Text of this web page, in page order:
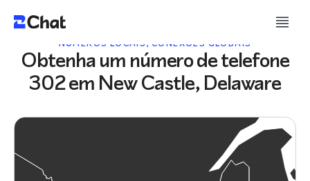
NÚMEROS LOCAIS, CONEXÕES GLOBAIS
Obtenha um número de telefone
302 em New Castle, Delaware